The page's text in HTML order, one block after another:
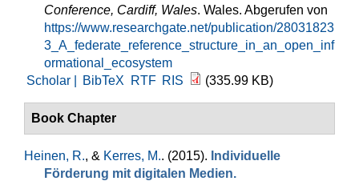
Conference, Cardiff, Wales. Wales. Abgerufen von
https://www.researchgate.net/publication/28031823
3_A_federate_reference_structure_in_an_open_inf
ormational_ecosystem
Scholar |
BibTeX RTF RIS (335.99 KB)
Book Chapter
Heinen, R., & Kerres, M.. (2015). Individuelle
Förderung mit digitalen Medien.